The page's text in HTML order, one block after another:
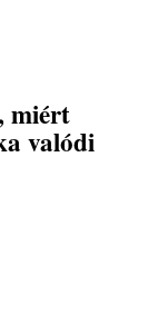
miért
valódi